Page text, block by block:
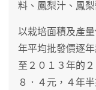
料、鳳梨汁、鳳梨
以栽培面積及產
年平均批發價逐
至２０１３年的
８．４元，４年